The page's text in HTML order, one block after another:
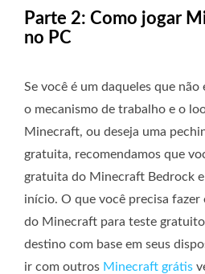
Parte 2: Como jogar
no PC
Se você é um daqueles que
o mecanismo de trabalho e o
Minecraft, ou deseja uma
gratuita, recomendamos que
gratuita do Minecraft Bedrock
início. O que você precisa fazer
do Minecraft para teste
destino com base em seus
ir com outros Minecraft grátis